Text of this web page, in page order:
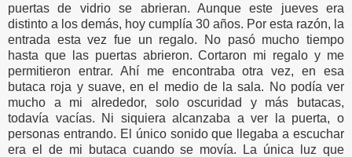
puertas de vidrio se abrieran. Aunque este jueves era
distinto a los demás, hoy cumplía 30 años. Por esta razón, la
entrada esta vez fue un regalo. No pasó mucho tiempo
hasta que las puertas abrieron. Cortaron mi regalo y me
permitieron entrar. Ahí me encontraba otra vez, en esa
butaca roja y suave, en el medio de la sala. No podía ver
mucho a mi alrededor, solo oscuridad y más butacas,
todavía vacías. Ni siquiera alcanzaba a ver la puerta, o
personas entrando. El único sonido que llegaba a escuchar
era el de mi butaca cuando se movía. La única luz que